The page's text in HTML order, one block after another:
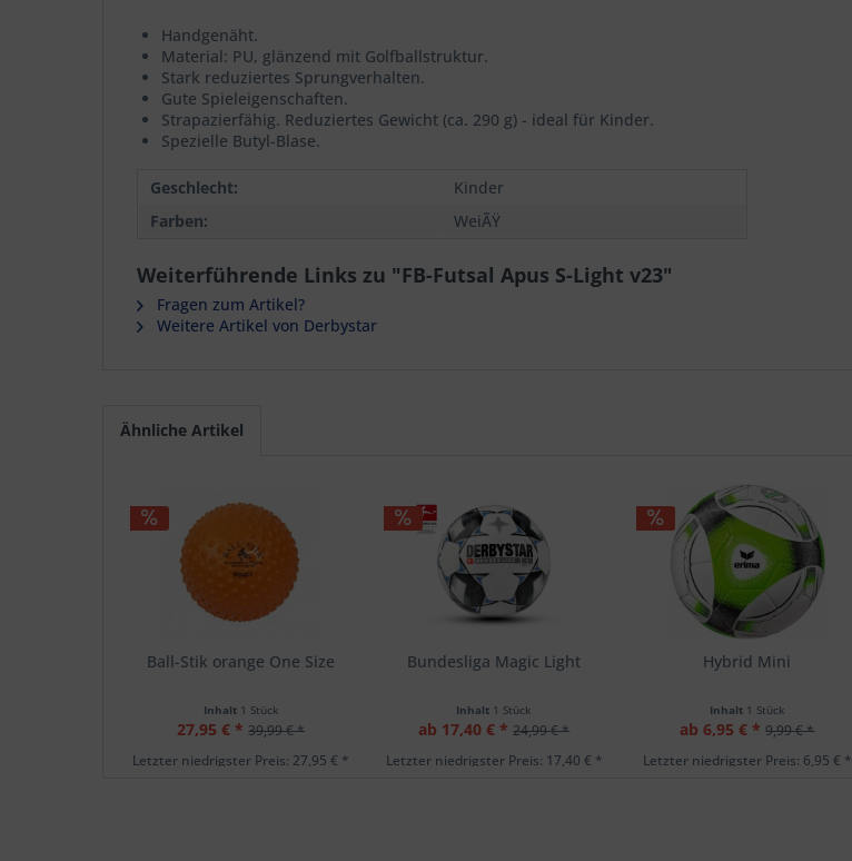
Handgenäht.
Material: PU, glänzend mit Golfballstruktur.
Stark reduziertes Sprungverhalten.
Gute Spieleigenschaften.
Strapazierfähig. Reduziertes Gewicht (ca. 290 g) - ideal für Kinder.
Spezielle Butyl-Blase.
Geschlecht:
Kinder
Farben:
WeiÃŸ
Weiterführende Links zu "FB-Futsal Apus S-Light v23"
Fragen zum Artikel?
Weitere Artikel von Derbystar
Ähnliche Artikel
Ball-Stik orange One Size
Inhalt 1 Stück
27,95 € * 39,99 € *
Letzter niedrigster Preis: 27,95 € *
Bundesliga Magic Light
Inhalt 1 Stück
ab 17,40 € * 24,99 € *
Letzter niedrigster Preis: 17,40 € *
Hybrid Mini
Inhalt 1 Stück
ab 6,95 € * 9,99 € *
Letzter niedrigster Preis: 6,95 € *